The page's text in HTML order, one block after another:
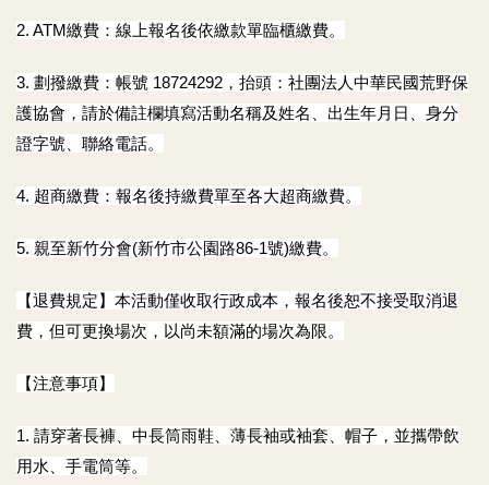
2. ATM繳費：線上報名後依繳款單臨櫃繳費。
3. 劃撥繳費：帳號 18724292，抬頭：社團法人中華民國荒野保
護協會，請於備註欄填寫活動名稱及姓名、出生年月日、身分
證字號、聯絡電話。
4. 超商繳費：報名後持繳費單至各大超商繳費。
5. 親至新竹分會(新竹市公園路86-1號)繳費。
【退費規定】本活動僅收取行政成本，報名後恕不接受取消退
費，但可更換場次，以尚未額滿的場次為限。
【注意事項】
1. 請穿著長褲、中長筒雨鞋、薄長袖或袖套、帽子，並攜帶飲
用水、手電筒等。